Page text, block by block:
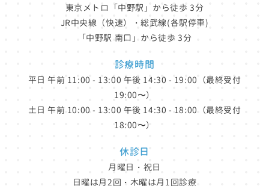
東京メトロ「中野駅」から徒歩 3分
JR中央線（快速）・総武線(各駅停車)
「中野駅 南口」から徒歩 3分
診療時間
平日 午前 11:00 - 13:00 午後 14:30 - 19:00（最終受付
19:00〜）
土日 午前 10:00 - 13:00 午後 14:30 - 18:00（最終受付
18:00〜）
休診日
月曜日・祝日
日曜は月2回・木曜は月1回診療